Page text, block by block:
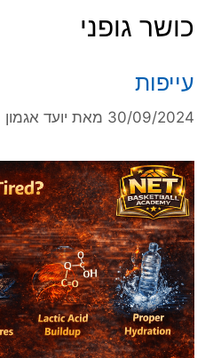
כושר גופני
עייפות
30/09/2024 מאת יועד אגמון